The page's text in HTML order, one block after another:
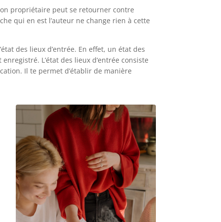
propriétaire peut se retourner contre
qui en est l’auteur ne change rien à cette
des lieux d’entrée. En effet, un état des
L’état des lieux d‘entrée consiste
Il te permet d’établir de manière